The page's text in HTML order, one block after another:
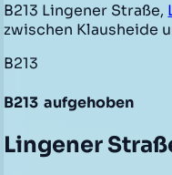
B213 Lingener Straße,
zwischen Klausheide
B213
B213 aufgehoben
Lingener